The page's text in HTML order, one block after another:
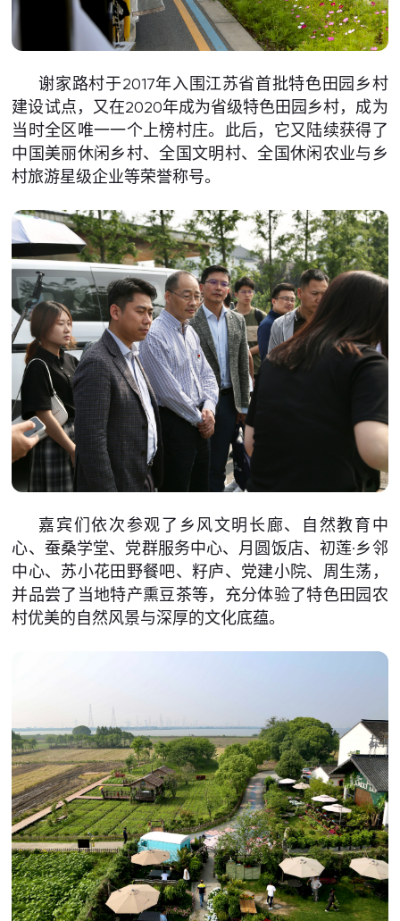
谢家路村于2017年入围江苏省首批特色田园乡村
建设试点，又在2020年成为省级特色田园乡村，成为
当时全区唯一一个上榜村庄。此后，它又陆续获得了
中国美丽休闲乡村、全国文明村、全国休闲农业与乡
村旅游星级企业等荣誉称号。
嘉宾们依次参观了乡风文明长廊、自然教育中
心、蚕桑学堂、党群服务中心、月圆饭店、初莲·乡邻
中心、苏小花田野餐吧、籽庐、党建小院、周生荡，
并品尝了当地特产熏豆茶等，充分体验了特色田园农
村优美的自然风景与深厚的文化底蕴。